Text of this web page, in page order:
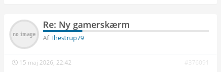
Re: Ny gamerskærm
AfThestrup79
15 maj 2026, 22:42 #376091